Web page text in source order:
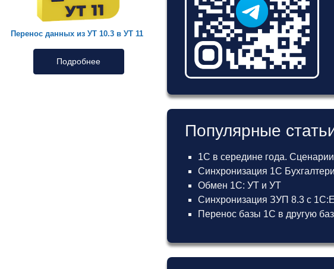
Перенос данных из УТ 10.3 в УТ 11
Подробнее
Популярные
1С в середине года.
Синхронизация 1С
Обмен 1С: УТ и УТ
Синхронизация ЗУП 8.3 с
Перенос базы 1С в другую